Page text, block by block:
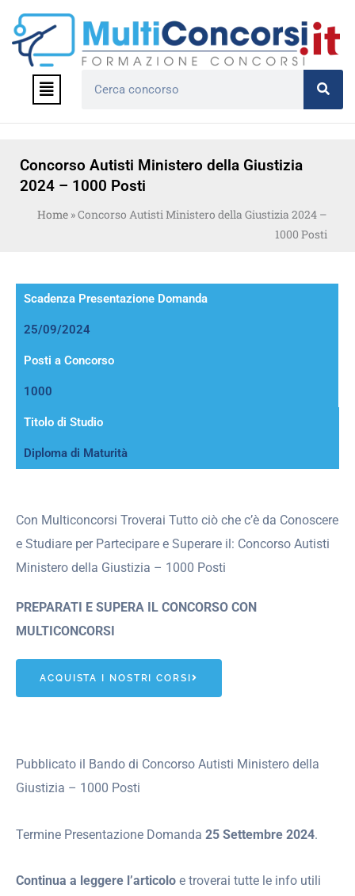
contenuto
Menu
Concorso Autisti Ministero della Giustizia
2024 – 1000 Posti
Home »Concorso Autisti Ministero della Giustizia 2024 –
1000 Posti
Scadenza Presentazione Domanda
25/09/2024
Posti a Concorso
1000
Titolo di Studio
Diploma di Maturità
Con Multiconcorsi Troverai Tutto ciò che c’è da Conoscere
e Studiare per Partecipare e Superare il: Concorso Autisti
Ministero della Giustizia – 1000 Posti
PREPARATI E SUPERA IL CONCORSO CON
MULTICONCORSI
ACQUISTA I NOSTRI CORSI
Pubblicato il Bando di Concorso Autisti Ministero della
Giustizia – 1000 Posti
Termine Presentazione Domanda 25 Settembre 2024.
Continua a leggere l’articolo e troverai tutte le info utili